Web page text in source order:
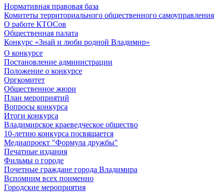
Нормативная правовая база
Комитеты территориального общественного самоуправления
О работе КТОСов
Общественная палата
Конкурс «Знай и люби родной Владимир»
О конкурсе
Постановление администрации
Положение о конкурсе
Оргкомитет
Общественное жюри
План мероприятий
Вопросы конкурса
Итоги конкурса
Владимирское краеведческое общество
10-летию конкурса посвящается
Медиапроект "Формула дружбы"
Печатные издания
Фильмы о городе
Почетные граждане города Владимира
Вспомним всех поименно
Городские мероприятия